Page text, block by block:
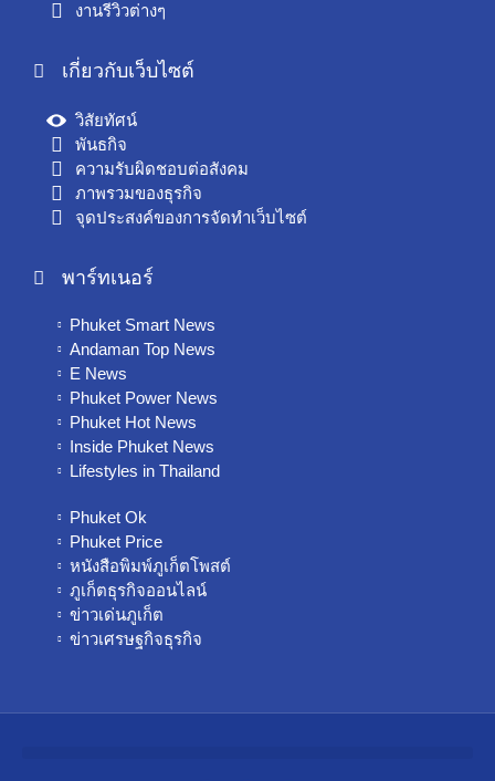
งานรีวิวต่างๆ
เกี่ยวกับเว็บไซต์
วิสัยทัศน์
พันธกิจ
ความรับผิดชอบต่อสังคม
ภาพรวมของธุรกิจ
จุดประสงค์ของการจัดทำเว็บไซต์
พาร์ทเนอร์
Phuket Smart News
Andaman Top News
E News
Phuket Power News
Phuket Hot News
Inside Phuket News
Lifestyles in Thailand
Phuket Ok
Phuket Price
หนังสือพิมพ์ภูเก็ตโพสต์
ภูเก็ตธุรกิจออนไลน์
ข่าวเด่นภูเก็ต
ข่าวเศรษฐกิจธุรกิจ